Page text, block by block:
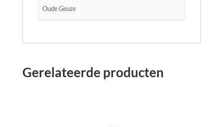
Oude Geuze
Gerelateerde producten